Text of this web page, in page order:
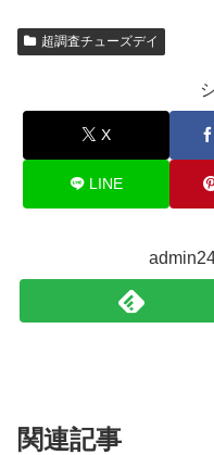
超調査チューズデイ
X
LINE
関連記事